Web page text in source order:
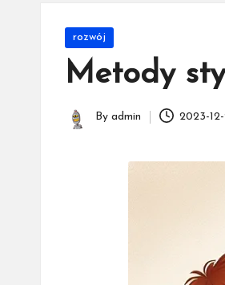
Posted
rozwój
Metody
Posted
By admin 2023-